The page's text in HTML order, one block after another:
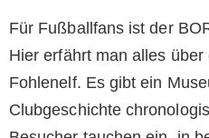
Für Fußballfans ist der
Hier erfährt man alles
Fohlenelf. Es gibt ein
Clubgeschichte